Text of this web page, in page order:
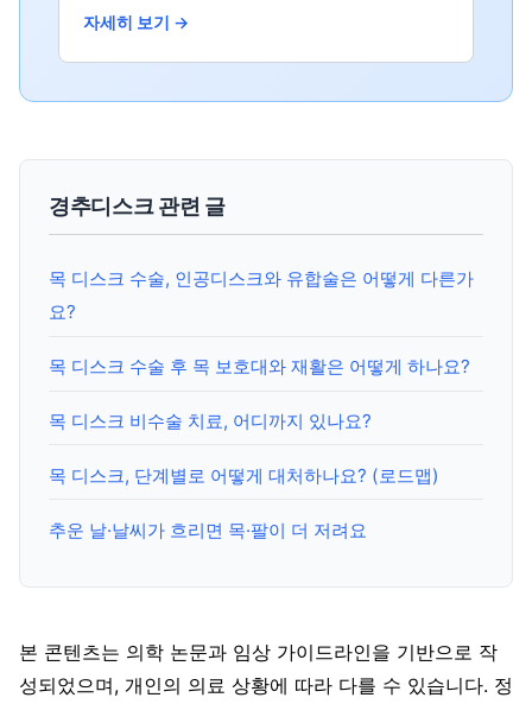
자세히 보기 →
경추디스크 관련 글
목 디스크 수술, 인공디스크와 유합술은 어떻게 다른가
요?
목 디스크 수술 후 목 보호대와 재활은 어떻게 하나요?
목 디스크 비수술 치료, 어디까지 있나요?
목 디스크, 단계별로 어떻게 대처하나요? (로드맵)
추운 날·날씨가 흐리면 목·팔이 더 저려요
본 콘텐츠는 의학 논문과 임상 가이드라인을 기반으로 작
성되었으며, 개인의 의료 상황에 따라 다를 수 있습니다. 정